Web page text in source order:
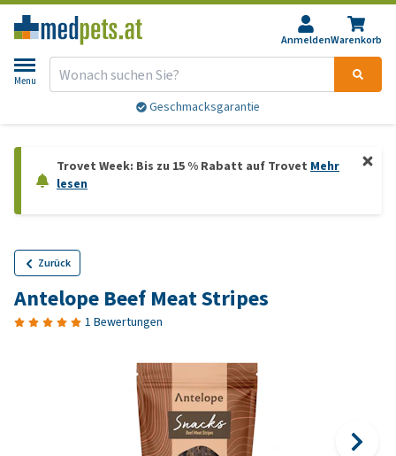
AnmeldenWarenkorb
Menu
Geschmacksgarantie
Trovet Week: Bis zu 15 % Rabatt auf Trovet Mehr
lesen
Zurück
Antelope Beef Meat Stripes
1 Bewertungen